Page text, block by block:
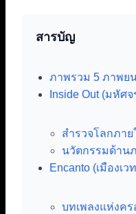
สารบัญ
ภาพรวม 5 ภาพย
Inside Out (มหัศ
สำรวจโลกภาย
นวัตกรรมด้าน
Encanto (เมืองเ
บทเพลงแห่งค